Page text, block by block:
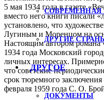
СОВРЕМЕННАЯ
ДРУГИЕ
ДРУГОЕ
ДОКУМЕНТЫ
5 мая 1934 года в газете
вместо него книги писали
установлено, что
Лугиным и Моренцом на
Настоящим автором романа
1934 года Московский
личных интересах.
что советские
срок тюремного
февраля 1959 года С. О.